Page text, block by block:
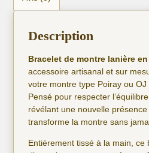
Description
Bracelet de montre lanière
accessoire artisanal et sur
votre montre type Poiray ou OJ
Pensé pour respecter
révélant une nouvelle
transforme la montre sans
Entièrement tissé à la main, ce